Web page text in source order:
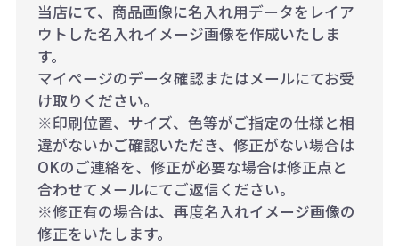
当店にて、商品画像に名入れ用データをレイア
ウトした名入れイメージ画像を作成いたしま
す。
マイページのデータ確認またはメールにてお受
け取りください。
※印刷位置、サイズ、色等がご指定の仕様と相
違がないかご確認いただき、修正がない場合は
OKのご連絡を、修正が必要な場合は修正点と
合わせてメールにてご返信ください。
※修正有の場合は、再度名入れイメージ画像の
修正をいたします。